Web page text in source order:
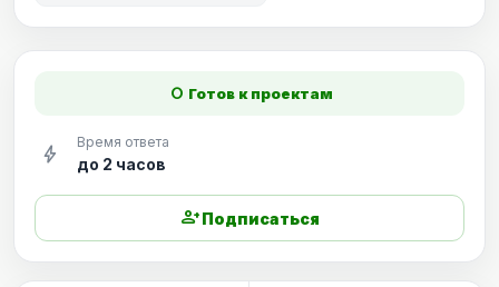
fiber_manual_record Готов к проектам
bolt Время ответа
до 2 часов
person_addПодписаться